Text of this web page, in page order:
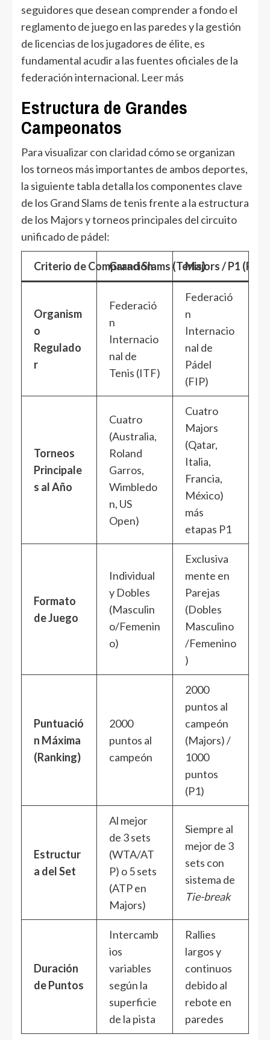
seguidores que desean comprender a fondo el
reglamento de juego en las paredes y la gestión
de licencias de los jugadores de élite, es
fundamental acudir a las fuentes oficiales de la
federación internacional. Leer más
Estructura de Grandes
Campeonatos
Para visualizar con claridad cómo se organizan
los torneos más importantes de ambos deportes,
la siguiente tabla detalla los componentes clave
de los Grand Slams de tenis frente a la estructura
de los Majors y torneos principales del circuito
unificado de pádel:
Criterio de ComparaciónGrand Slams (Tenis)Majors / P1
Organism
o
Regulado
r
Federació
n
Internacio
nal de
Tenis (ITF)
Federació
n
Internacio
nal de
Pádel
(FIP)
Torneos
Principale
s al Año
Cuatro
(Australia,
Roland
Garros,
Wimbledo
n, US
Open)
Cuatro
Majors
(Qatar,
Italia,
Francia,
México)
más
etapas P1
Formato
de Juego
Individual
y Dobles
(Masculin
o/Femenin
o)
Exclusiva
mente en
Parejas
(Dobles
Masculino
/Femenino
)
Puntuació
n Máxima
(Ranking)
2000
puntos al
campeón
2000
puntos al
campeón
(Majors) /
1000
puntos
(P1)
Estructur
a del Set
Al mejor
de 3 sets
(WTA/AT
P) o 5 sets
(ATP en
Majors)
Siempre al
mejor de 3
sets con
sistema de
Tie-break
Duración
de Puntos
Intercamb
ios
variables
según la
superficie
de la pista
Rallies
largos y
continuos
debido al
rebote en
paredes